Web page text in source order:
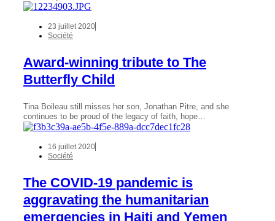
23 juillet 2020
Société
Award-winning tribute to The
Butterfly Child
Tina Boileau still misses her son, Jonathan Pitre, and she
continues to be proud of the legacy of faith, hope…
16 juillet 2020
Société
The COVID-19 pandemic is
aggravating the humanitarian
emergencies in Haiti and Yemen